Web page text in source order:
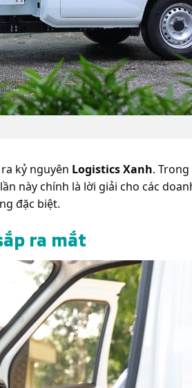
kỷ nguyên Logistics Xanh.
này chính là lời giải cho các
đặc biệt.
ra mắt